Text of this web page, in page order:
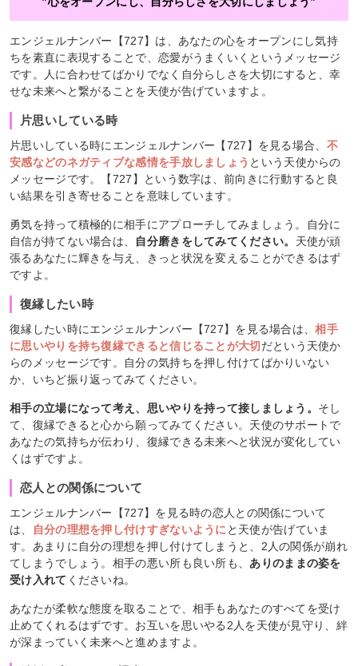
エンジェルナンバー【727】は、あなたの心をオープンにし気持
ちを素直に表現することで、恋愛がうまくいくというメッセージ
です。人に合わせてばかりでなく自分らしさを大切にすると、幸
せな未来へと繋がることを天使が告げていますよ。
片思いしている時
片思いしている時にエンジェルナンバー【727】を見る場合、 不
安感などのネガティブな感情を手放しましょう という天使からの
メッセージです。【727】という数字は、前向きに行動すると良
い結果を引き寄せることを意味しています。
勇気を持って積極的に相手にアプローチしてみましょう。自分に
自信が持てない場合は、
自分磨きをしてみてください。 天使が頑
張るあなたに輝きを与え、きっと状況を変えることができるはず
ですよ。
復縁したい時
復縁したい時にエンジェルナンバー【727】を見る場合は、相手
に思いやりを持ち復縁できると信じることが大切だという天使か
らのメッセージです。自分の気持ちを押し付けてばかりいない
か、いちど振り返ってみてください。
相手の立場になって考え、思いやりを持って接しましょう。 そし
て、復縁できると心から願ってみてください。天使のサポートで
あなたの気持ちが伝わり、復縁できる未来へと状況が変化してい
くはずですよ。
恋人との関係について
エンジェルナンバー【727】を見る時の恋人との関係について
は、
自分の理想を押し付けすぎないように と天使が告げていま
す。あまりに自分の理想を押し付けてしまうと、2人の関係が崩れ
てしまうでしょう。相手の悪い所も良い所も、 ありのままの姿を
受け入れて くださいね。
あなたが柔軟な態度を取ることで、相手もあなたのすべてを受け
止めてくれるはずです。お互いを思いやる2人を天使が見守り、絆
が深まっていく未来へと進めますよ。